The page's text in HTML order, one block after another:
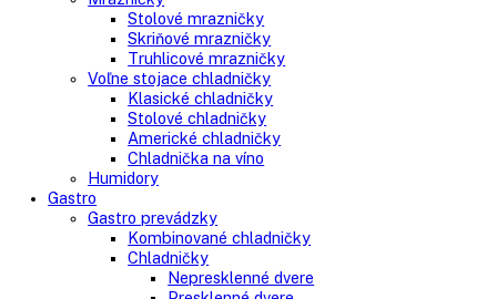
Kombinované chladničky
mraziak dole
mraziak hore
Mrazničky
Stolové mrazničky
Skriňové mrazničky
Truhlicové mrazničky
Voľne stojace chladničky
Stolové chladničky
Americké chladničky
Chladnička na víno
Humidory